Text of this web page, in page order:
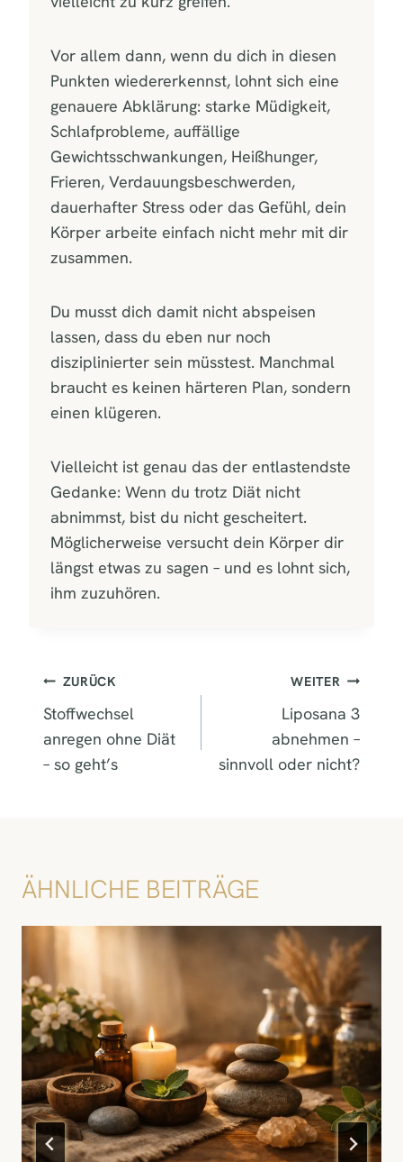
Vor allem dann, wenn du dich in diesen
Punkten wiedererkennst, lohnt sich eine
genauere Abklärung: starke Müdigkeit,
Schlafprobleme, auffällige
Gewichtsschwankungen, Heißhunger,
Frieren, Verdauungsbeschwerden,
dauerhafter Stress oder das Gefühl, dein
Körper arbeite einfach nicht mehr mit dir
zusammen.
Du musst dich damit nicht abspeisen
lassen, dass du eben nur noch
disziplinierter sein müsstest. Manchmal
braucht es keinen härteren Plan, sondern
einen klügeren.
Vielleicht ist genau das der entlastendste
Gedanke: Wenn du trotz Diät nicht
abnimmst, bist du nicht gescheitert.
Möglicherweise versucht dein Körper dir
längst etwas zu sagen – und es lohnt sich,
ihm zuzuhören.
BEITRAGSNAVIGATION
ZURÜCK
Stoffwechsel
anregen ohne Diät
– so geht’s
WEITER
Liposana 3
abnehmen –
sinnvoll oder nicht?
ÄHNLICHE BEITRÄGE